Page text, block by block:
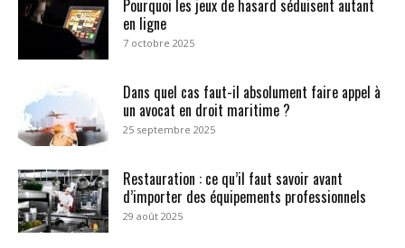
Pourquoi les jeux de hasard séduisent autant
en ligne
7 octobre 2025
Dans quel cas faut-il absolument faire appel à
un avocat en droit maritime ?
25 septembre 2025
Restauration : ce qu’il faut savoir avant
d’importer des équipements professionnels
29 août 2025